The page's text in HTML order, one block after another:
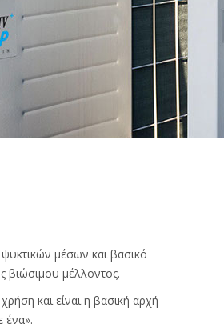
μέσων και βασικό
βιώσιμου μέλλοντος.
και είναι η βασική αρχή
ένα».